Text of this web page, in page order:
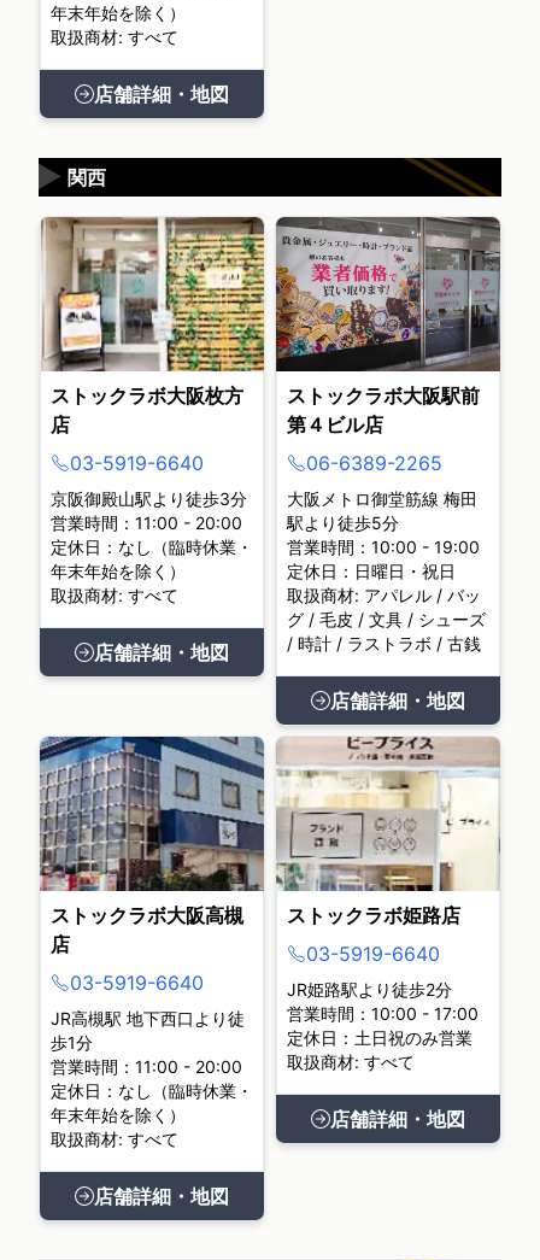
年末年始を除く）
取扱商材: すべて
店舗詳細・地図
関西
▶
ストックラボ大阪枚方
店
03-5919-6640
京阪御殿山駅より徒歩3分
営業時間：11:00 - 20:00
定休日：なし（臨時休業・
年末年始を除く）
取扱商材: すべて
店舗詳細・地図
ストックラボ大阪駅前
第４ビル店
06-6389-2265
大阪メトロ御堂筋線 梅田
駅より徒歩5分
営業時間：10:00 - 19:00
定休日：日曜日・祝日
取扱商材: アパレル / バッ
グ / 毛皮 / 文具 / シューズ
/ 時計 / ラストラボ / 古銭
店舗詳細・地図
ストックラボ大阪高槻
店
03-5919-6640
JR高槻駅 地下西口より徒
歩1分
営業時間：11:00 - 20:00
定休日：なし（臨時休業・
年末年始を除く）
取扱商材: すべて
店舗詳細・地図
ストックラボ姫路店
03-5919-6640
JR姫路駅より徒歩2分
営業時間：10:00 - 17:00
定休日：土日祝のみ営業
取扱商材: すべて
店舗詳細・地図